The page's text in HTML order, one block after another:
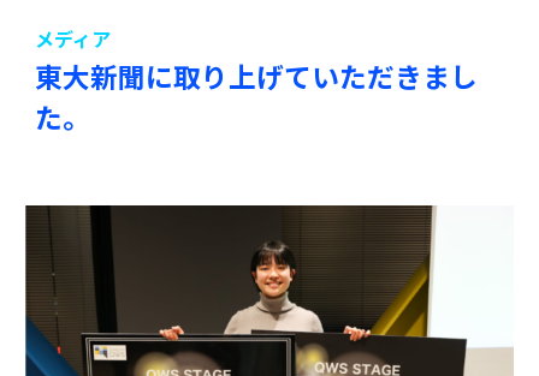
メディア
東大新聞に取り上げていただきまし
た。